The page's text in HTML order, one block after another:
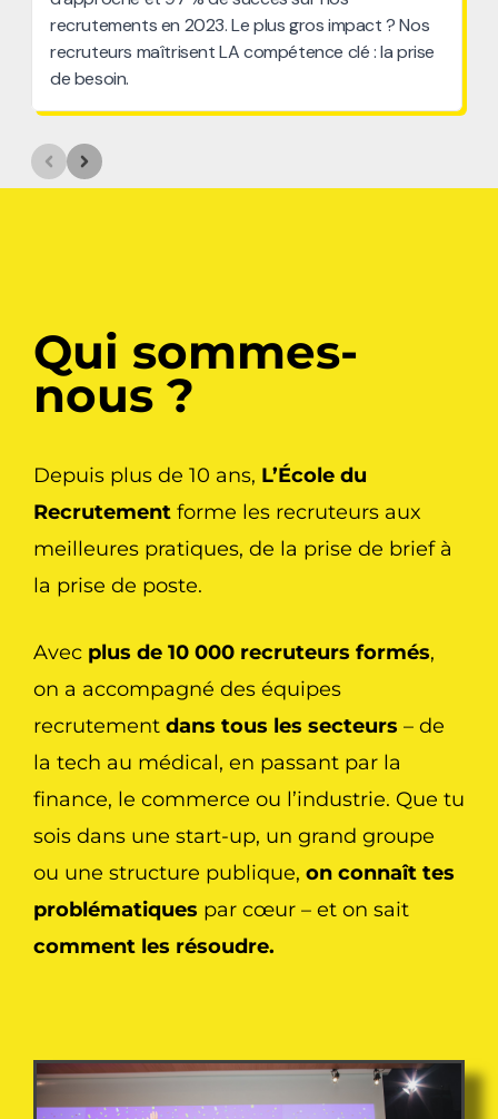
Qui sommes-
nous ?
Depuis plus de 10 ans, L’École du
Recrutement forme les recruteurs aux
meilleures pratiques, de la prise de brief à
la prise de poste.
Avec plus de 10 000 recruteurs formés,
on a accompagné des équipes
recrutement dans tous les secteurs – de
la tech au médical, en passant par la
finance, le commerce ou l’industrie. Que tu
sois dans une start-up, un grand groupe
ou une structure publique, on connaît tes
problématiques par cœur – et on sait
comment les résoudre.